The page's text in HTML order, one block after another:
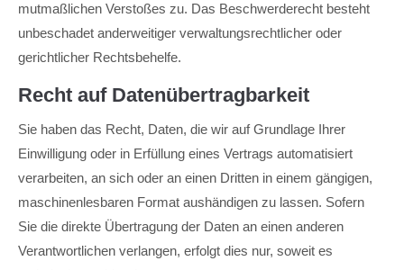
mutmaßlichen Verstoßes zu. Das Beschwerderecht besteht
unbeschadet anderweitiger verwaltungsrechtlicher oder
gerichtlicher Rechtsbehelfe.
Recht auf Datenübertragbarkeit
Sie haben das Recht, Daten, die wir auf Grundlage Ihrer
Einwilligung oder in Erfüllung eines Vertrags automatisiert
verarbeiten, an sich oder an einen Dritten in einem gängigen,
maschinenlesbaren Format aushändigen zu lassen. Sofern
Sie die direkte Übertragung der Daten an einen anderen
Verantwortlichen verlangen, erfolgt dies nur, soweit es